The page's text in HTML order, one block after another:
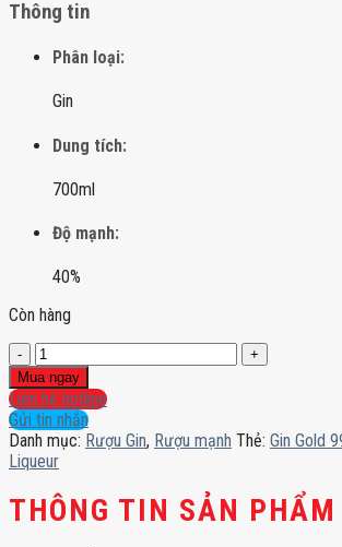
Thông tin
Phân loại:
Gin
Dung tích:
700ml
Độ mạnh:
40%
Còn hàng
Gin
Gold
999.9
số
lượng
Mua ngay
Liên hệ hotline
Gửi tin nhắn
Danh mục: Rượu Gin, Rượu mạnh Thẻ: Gin Gold
Liqueur
THÔNG TIN SẢN PHẨM